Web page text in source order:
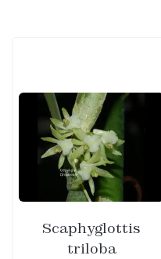
Scaphyglottis
triloba